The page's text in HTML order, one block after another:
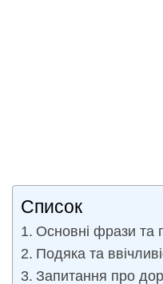
Список
Основні фрази та
Подяка та
Запитання про